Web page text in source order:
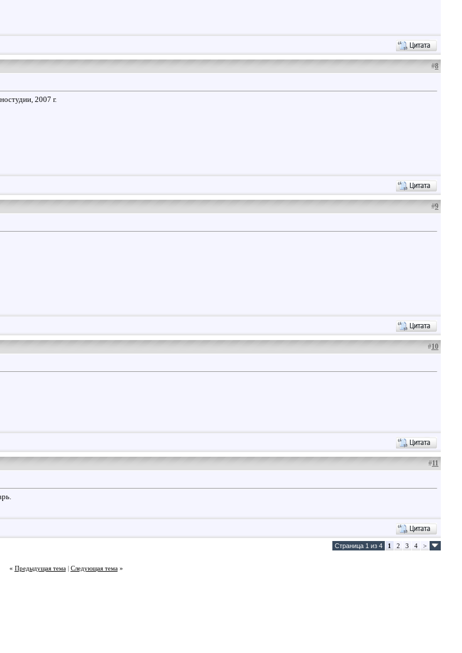
#8
2007 г.
#9
#10
#11
Страница 1 из 4 1 2 3 4 >
« Предыдущая тема| Следующая тема »